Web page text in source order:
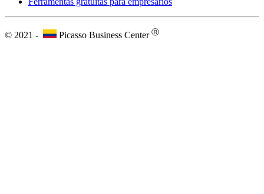
© 2021 - Picasso Business Center Ⓡ